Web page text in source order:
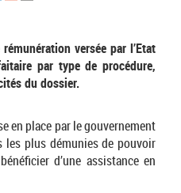
versée par l’Etat
par type de procédure,
du dossier.
en place par le gouvernement
les plus démunies de pouvoir
d’une assistance en